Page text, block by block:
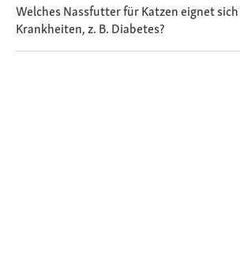
Welches Nassfutter für Katzen eignet
Krankheiten, z. B. Diabetes?